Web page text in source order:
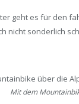
geht es für den
nicht sonderlich
Mit dem